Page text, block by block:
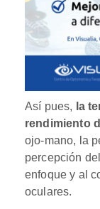
Así pues, la
rendimiento
ojo-mano, la
percepción
enfoque y al
oculares.